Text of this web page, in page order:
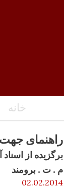
خانه
راهنمای جهت
برگزیده از اسناد
م . ت . برومند
02.02.2014